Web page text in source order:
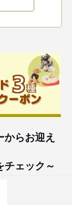
らお迎え
チェック～